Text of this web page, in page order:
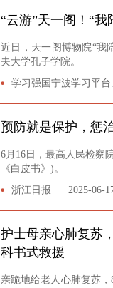
“云游”天一阁！“
近日，天一阁博物院“我
夫大学孔子学院。
学习强国宁波学习平
预防就是保护，惩
6月16日，最高人民检察
《白皮书》)。
浙江日报
2025-06-
护士母亲心肺复苏
科书式救援
亲跪地给老人心肺复苏